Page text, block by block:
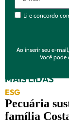
Li e concordo
Ao inserir seu e-
Você pode
MAIS LIDAS
ESG
Pecuária
família